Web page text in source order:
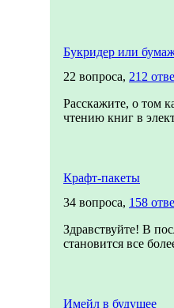
Букридер или
22 вопроса, 212
Расскажите, о том
чтению книг в
Крафт-пакеты
34 вопроса, 158
Здравствуйте! В
становится все
Имейл в будущее